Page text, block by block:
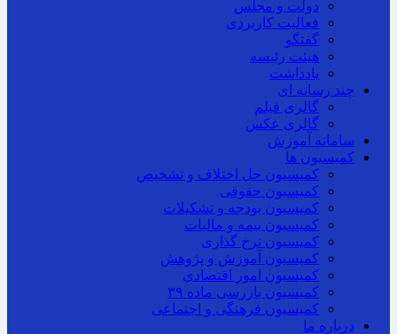
دولت و مجلس
فعالیت کاربردی
گفتگو
هیئت رئیسه
یادداشت
چند رسانه ای
گالری فیلم
گالری عکس
سامانه آموزش
کمیسیون ها
کمیسیون حل اختلاف و تشخیص
کمیسیون حقوقی
کمیسیون بودجه و تشکیلات
کمیسیون بیمه و مالیات
کمیسیون نرخ گذاری
کمیسیون آموزش و پژوهش
کمیسیون امور اقتصادی
کمیسیون بازرسی ماده ۳۹
کمیسیون فرهنگی و اجتماعی
درباره ما